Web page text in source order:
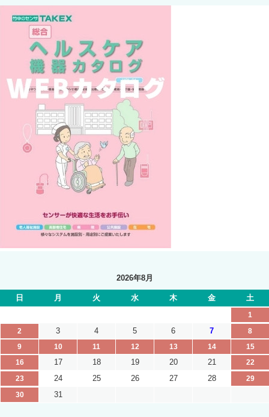
2026年8月
日 月 火 水 木 金 土
1
2
3 4 5 6 7
8
9
10 11 12 13 14
15
16
17 18 19 20 21
22
23
24 25 26 27 28
29
30
31